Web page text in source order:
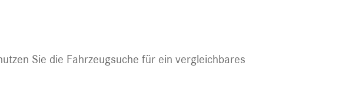
Sie die Fahrzeugsuche für ein vergleichbares